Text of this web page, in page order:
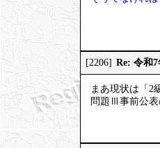
[2206] Re: 令和
まあ現状は「2
問題Ⅲ事前公表